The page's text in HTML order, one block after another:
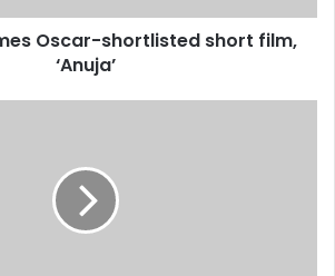
Oscar-shortlisted short film,
‘Anuja’